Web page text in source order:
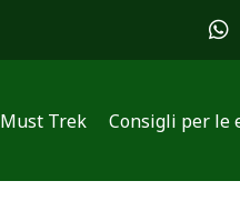
W
h
a
a
Must Trek Consigli per le